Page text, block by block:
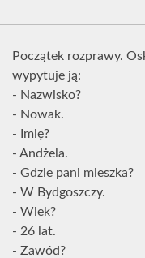
Początek rozprawy.
wypytuje ją:
- Nazwisko?
- Nowak.
- Imię?
- Andżela.
- Gdzie pani mieszka?
- W Bydgoszczy.
- Wiek?
- 26 lat.
- Zawód?